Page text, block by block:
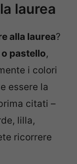
laurea
alla laurea?
pastello,
i colori
essere la
citati –
lilla,
ricorrere